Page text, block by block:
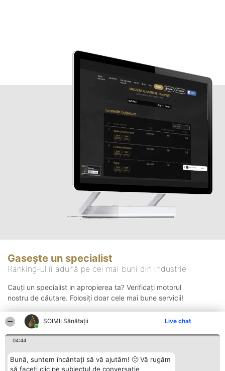
ŞOIMII Sănătații Live chat
04:44
Bună, suntem încântați să vă ajutăm! 🙂 Vă rugăm
să faceți clic pe subiectul de conversație
Gasește un specialist
Ranking-ul îi adună pe cei mai buni din industrie
Cauți un specialist in apropierea ta? Verificați motorul
nostru de căutare. Folosiți doar cele mai bune servicii!